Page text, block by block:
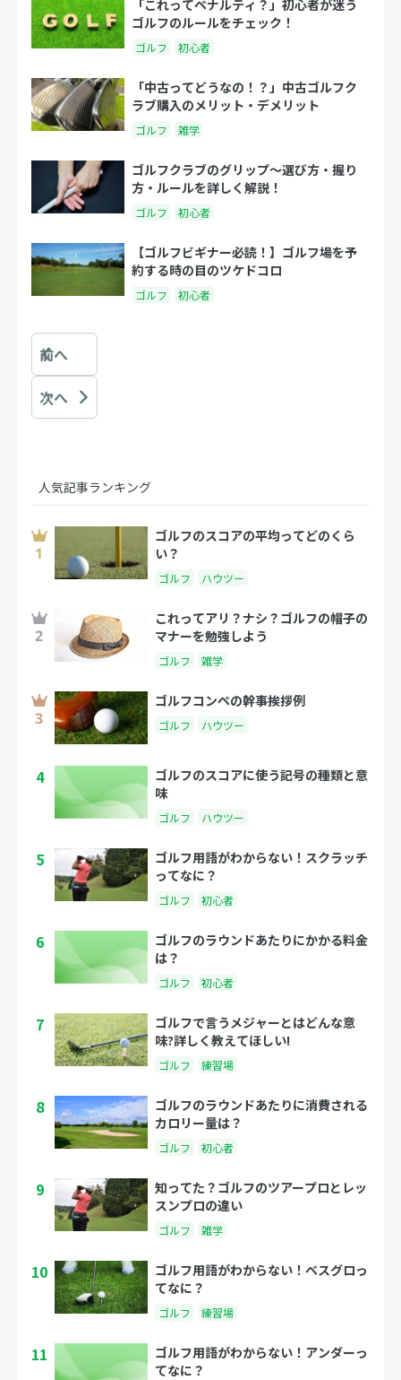
「これってペナルティ？」初心者が迷う
ゴルフのルールをチェック！
ゴルフ 初心者
「中古ってどうなの！？」中古ゴルフク
ラブ購入のメリット・デメリット
ゴルフ 雑学
ゴルフクラブのグリップ～選び方・握り
方・ルールを詳しく解説！
ゴルフ 初心者
【ゴルフビギナー必読！】ゴルフ場を予
約する時の目のツケドコロ
ゴルフ 初心者
前へ
次へ
人気記事ランキング
ゴルフのスコアの平均ってどのくら
い？
ゴルフ ハウツー
これってアリ？ナシ？ゴルフの帽子の
マナーを勉強しよう
ゴルフ 雑学
ゴルフコンペの幹事挨拶例
ゴルフ ハウツー
4
ゴルフのスコアに使う記号の種類と意
味
ゴルフ ハウツー
5
ゴルフ用語がわからない！スクラッチ
ってなに？
ゴルフ 初心者
6
ゴルフのラウンドあたりにかかる料金
は？
ゴルフ 初心者
7
ゴルフで言うメジャーとはどんな意
味?詳しく教えてほしい!
ゴルフ 練習場
8
ゴルフのラウンドあたりに消費される
カロリー量は？
ゴルフ 初心者
9
知ってた？ゴルフのツアープロとレッ
スンプロの違い
ゴルフ 雑学
10
ゴルフ用語がわからない！ベスグロっ
てなに？
ゴルフ 練習場
11
ゴルフ用語がわからない！アンダーっ
てなに？